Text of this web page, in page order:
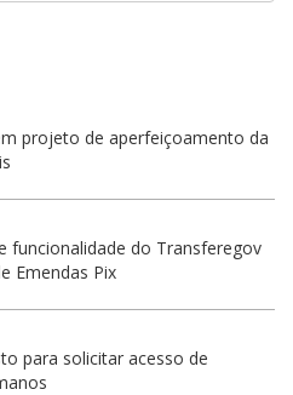
projeto de aperfeiçoamento da
funcionalidade do Transferegov
Emendas Pix
para solicitar acesso de